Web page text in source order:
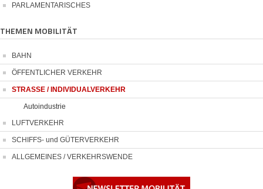
PARLAMENTARISCHES
THEMEN MOBILITÄT
BAHN
ÖFFENTLICHER VERKEHR
STRASSE / INDIVIDUALVERKEHR
Autoindustrie
LUFTVERKEHR
SCHIFFS- und GÜTERVERKEHR
ALLGEMEINES / VERKEHRSWENDE